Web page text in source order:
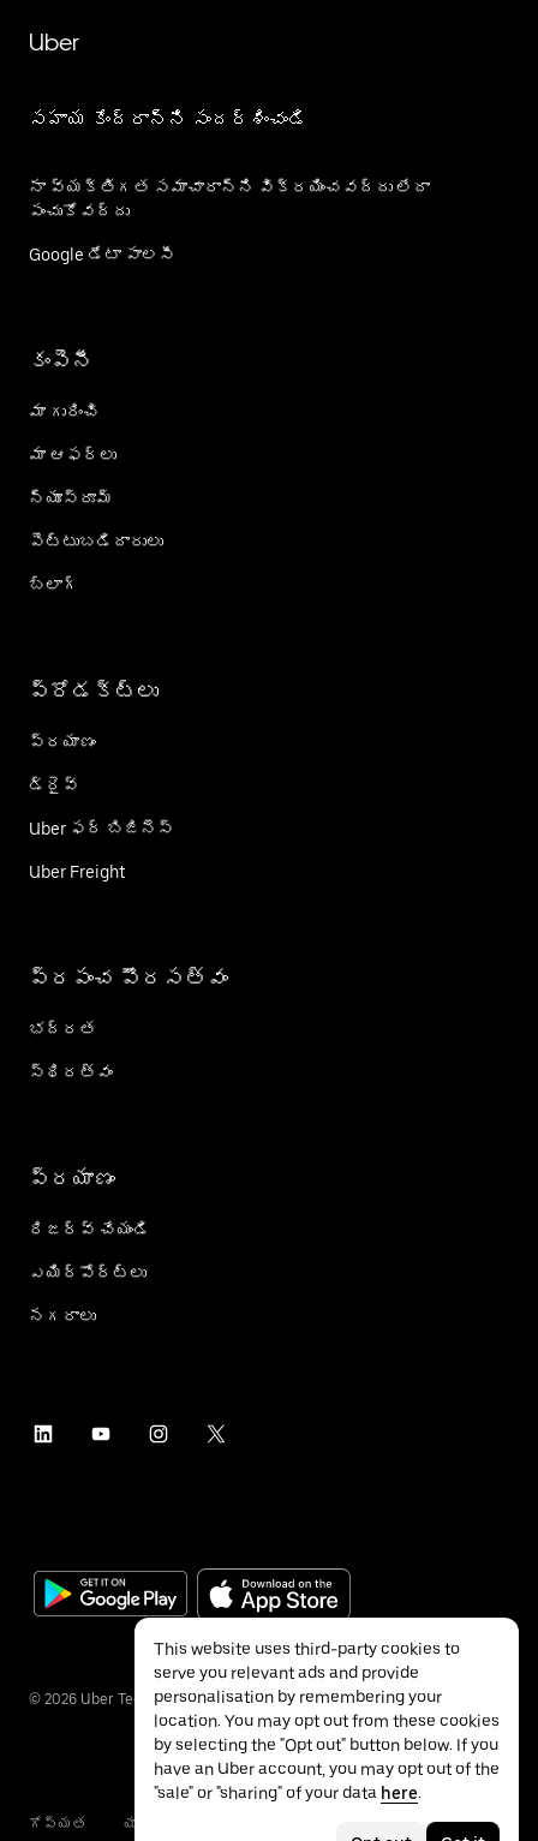
Uber
సహాయ కేంద్రాన్ని సందర్శించండి
నా వ్యక్తిగత సమాచారాన్ని విక్రయించవద్దు లేదా
పంచుకోవద్దు
Google డేటా పాలసీ
కంపెనీ
మా గురించి
మా ఆఫర్లు
న్యూస్‌రూమ్
పెట్టుబడిదారులు
బ్లాగ్
ప్రోడక్ట్؜లు
ప్రయాణం
డ్రైవ్
Uber ఫర్ బిజినెస్
Uber Freight
ప్రపంచ పౌరసత్వం
భద్రత
స్థిరత్వం
ప్రయాణం
రిజర్వ్ చేయండి
ఎయిర్؜పోర్ట్؜లు
నగరాలు
© 2026 Uber Technologies Inc.
గోప్యత యాక్సెసబిలిటీ
This website uses third-party cookies to
serve you relevant ads and provide
personalisation by remembering your
location. You may opt out from these cookies
by selecting the "Opt out" button below. If you
have an Uber account, you may opt out of the
"sale" or "sharing" of your data here.